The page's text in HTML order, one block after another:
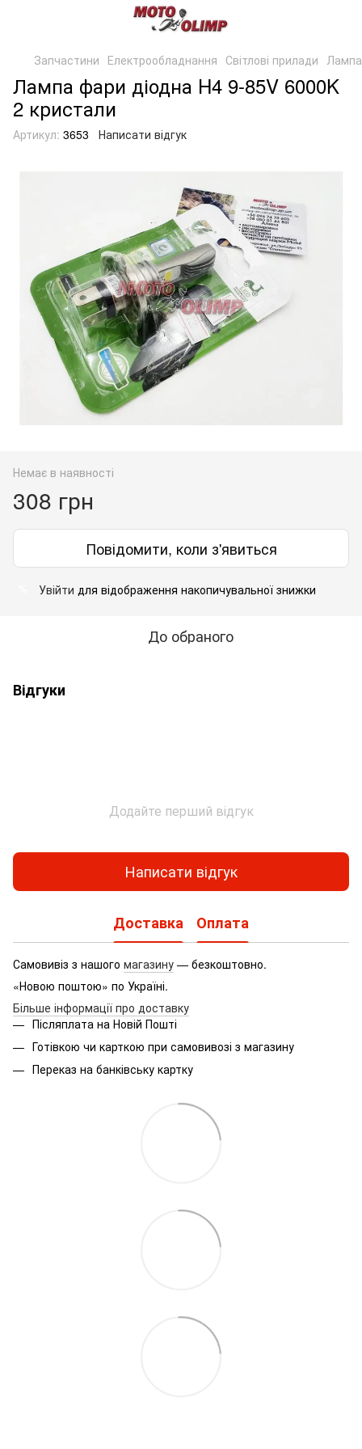
Запчастини Електрообладнання Світлові прилади
Лампа фари діодна H4 9-85V 6000K
2 кристали
Артикул: 3653 Написати відгук
Немає в наявності
308 грн
Повідомити, коли з'явиться
Увійти для відображення накопичувальної знижки
До обраного
Відгуки
Додайте перший відгук
Написати відгук
Доставка Оплата
Самовивіз з нашого магазину — безкоштовно.
«Новою поштою» по Україні.
Більше інформації про доставку
Післяплата на Новій Пошті
Готівкою чи карткою при самовивозі з магазину
Переказ на банківську картку